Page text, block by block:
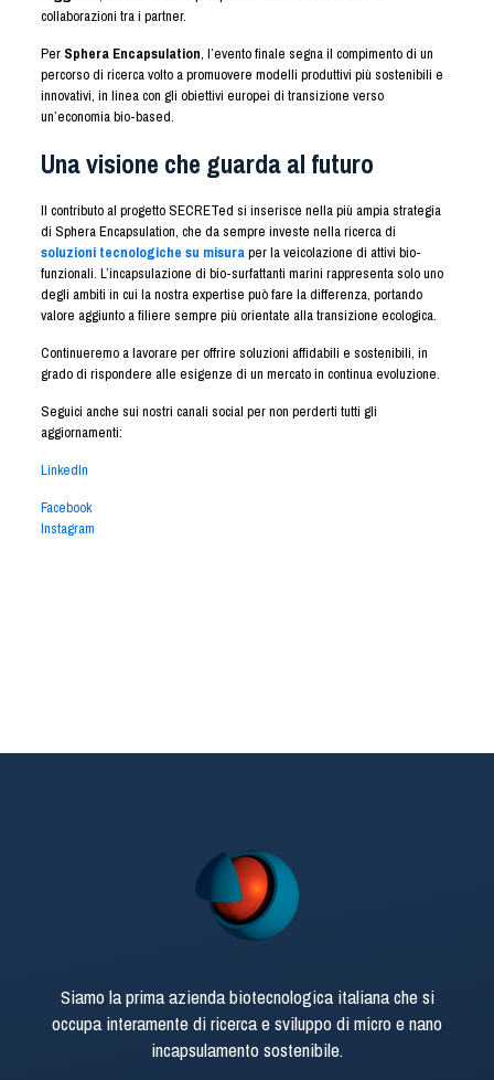
collaborazioni tra i partner.
Per Sphera Encapsulation, l’evento finale segna il compimento di un
percorso di ricerca volto a promuovere modelli produttivi più sostenibili e
innovativi, in linea con gli obiettivi europei di transizione verso
un’economia bio-based.
Una visione che guarda al futuro
Il contributo al progetto SECRETed si inserisce nella più ampia strategia
di Sphera Encapsulation, che da sempre investe nella ricerca di
soluzioni tecnologiche su misuraper la veicolazione di attivi bio-
funzionali. L’incapsulazione di bio-surfattanti marini rappresenta solo uno
degli ambiti in cui la nostra expertise può fare la differenza, portando
valore aggiunto a filiere sempre più orientate alla transizione ecologica.
Continueremo a lavorare per offrire soluzioni affidabili e sostenibili, in
grado di rispondere alle esigenze di un mercato in continua evoluzione.
Seguici anche sui nostri canali social per non perderti tutti gli
aggiornamenti:
LinkedIn
Facebook
Instagram
Siamo la prima azienda biotecnologica italiana che si
occupa interamente di ricerca e sviluppo di micro e nano
incapsulamento sostenibile.